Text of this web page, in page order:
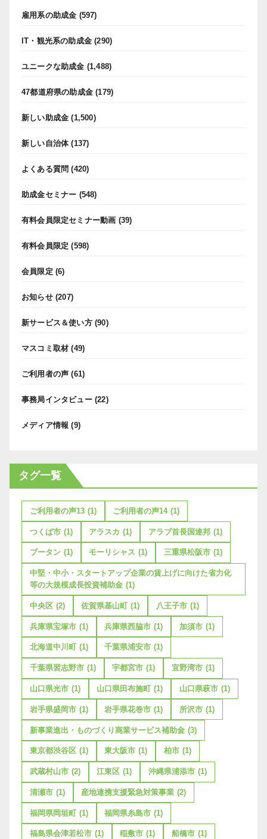
雇用系の助成金 (597)
IT・観光系の助成金 (290)
ユニークな助成金 (1,488)
47都道府県の助成金 (179)
新しい助成金 (1,500)
新しい自治体(137)
よくある質問 (420)
助成金セミナー (548)
有料会員限定セミナー動画 (39)
有料会員限定 (598)
会員限定 (6)
お知らせ(207)
新サービス＆使い方(90)
マスコミ取材 (49)
ご利用者の声 (61)
事務局インタビュー(22)
メディア情報 (9)
タグ一覧
ご利用者の声13 (1) ご利用者の声14 (1)
つくば市 (1) アラスカ (1) アラブ首長国連邦 (1)
ブータン (1) モーリシャス (1) 三重県松阪市 (1)
中堅・中小・スタートアップ企業の賃上げに向けた省力化
等の大規模成長投資補助金 (1)
中央区 (2) 佐賀県基山町 (1) 八王子市 (1)
兵庫県宝塚市 (1) 兵庫県西脇市 (1) 加須市 (1)
北海道中川町 (1) 千葉県浦安市 (1)
千葉県習志野市 (1) 宇都宮市 (1) 宜野湾市 (1)
山口県光市 (1) 山口県田布施町 (1) 山口県萩市 (1)
岩手県盛岡市 (1) 岩手県花巻市 (1) 所沢市 (1)
新事業進出・ものづくり商業サービス補助金 (3)
東京都渋谷区 (1) 東大阪市 (1) 柏市 (1)
武蔵村山市 (2) 江東区 (1) 沖縄県浦添市 (1)
清瀬市 (1) 産地連携支援緊急対策事業 (2)
福岡県岡垣町 (1) 福岡県糸島市 (1)
福島県会津若松市 (1) 稲敷市 (1) 船橋市 (1)